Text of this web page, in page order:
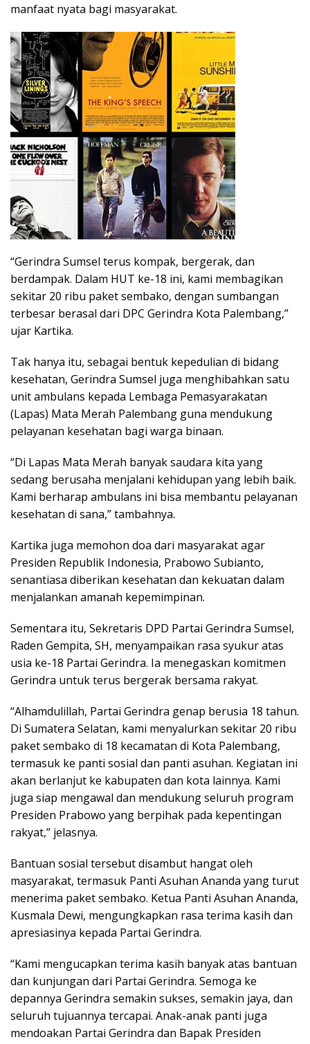
manfaat nyata bagi masyarakat.
“Gerindra Sumsel terus kompak, bergerak, dan
berdampak. Dalam HUT ke-18 ini, kami membagikan
sekitar 20 ribu paket sembako, dengan sumbangan
terbesar berasal dari DPC Gerindra Kota Palembang,”
ujar Kartika.
Tak hanya itu, sebagai bentuk kepedulian di bidang
kesehatan, Gerindra Sumsel juga menghibahkan satu
unit ambulans kepada Lembaga Pemasyarakatan
(Lapas) Mata Merah Palembang guna mendukung
pelayanan kesehatan bagi warga binaan.
“Di Lapas Mata Merah banyak saudara kita yang
sedang berusaha menjalani kehidupan yang lebih baik.
Kami berharap ambulans ini bisa membantu pelayanan
kesehatan di sana,” tambahnya.
Kartika juga memohon doa dari masyarakat agar
Presiden Republik Indonesia, Prabowo Subianto,
senantiasa diberikan kesehatan dan kekuatan dalam
menjalankan amanah kepemimpinan.
Sementara itu, Sekretaris DPD Partai Gerindra Sumsel,
Raden Gempita, SH, menyampaikan rasa syukur atas
usia ke-18 Partai Gerindra. Ia menegaskan komitmen
Gerindra untuk terus bergerak bersama rakyat.
“Alhamdulillah, Partai Gerindra genap berusia 18 tahun.
Di Sumatera Selatan, kami menyalurkan sekitar 20 ribu
paket sembako di 18 kecamatan di Kota Palembang,
termasuk ke panti sosial dan panti asuhan. Kegiatan ini
akan berlanjut ke kabupaten dan kota lainnya. Kami
juga siap mengawal dan mendukung seluruh program
Presiden Prabowo yang berpihak pada kepentingan
rakyat,” jelasnya.
Bantuan sosial tersebut disambut hangat oleh
masyarakat, termasuk Panti Asuhan Ananda yang turut
menerima paket sembako. Ketua Panti Asuhan Ananda,
Kusmala Dewi, mengungkapkan rasa terima kasih dan
apresiasinya kepada Partai Gerindra.
“Kami mengucapkan terima kasih banyak atas bantuan
dan kunjungan dari Partai Gerindra. Semoga ke
depannya Gerindra semakin sukses, semakin jaya, dan
seluruh tujuannya tercapai. Anak-anak panti juga
mendoakan Partai Gerindra dan Bapak Presiden